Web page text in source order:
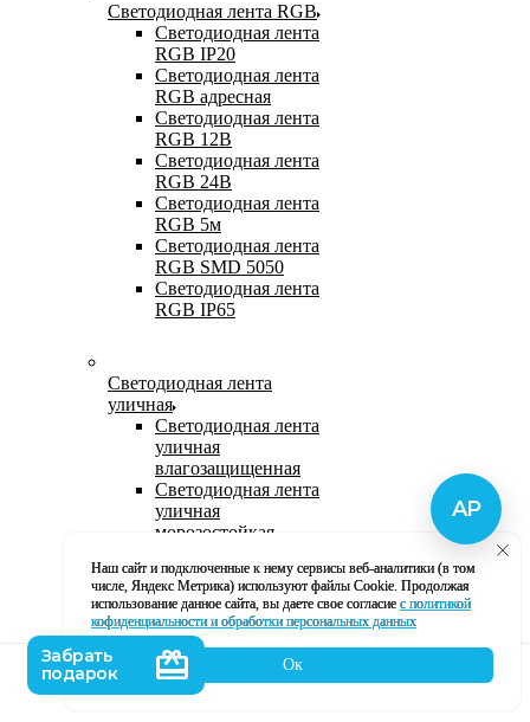
Светодиодная лента RGB
Светодиодная лента
RGB IP20
Светодиодная лента
RGB адресная
Светодиодная лента
RGB 12В
Светодиодная лента
RGB 24В
Светодиодная лента
RGB 5м
Светодиодная лента
RGB SMD 5050
Светодиодная лента
RGB IP65
Светодиодная лента
уличная
Светодиодная лента
уличная
влагозащищенная
Светодиодная лента
уличная
морозостойкая
светодиодная лента
220В
Светодиодная лента
уличная в силиконе
Каталог
Наш сайт и подключенные к нему сервисы веб-аналитики (в том
числе, Яндекс Метрика) используют файлы Cookie. Продолжая
использование данное сайта, вы даете свое согласие с политикой
кофиденциальности и обработки персональных данных
Ок